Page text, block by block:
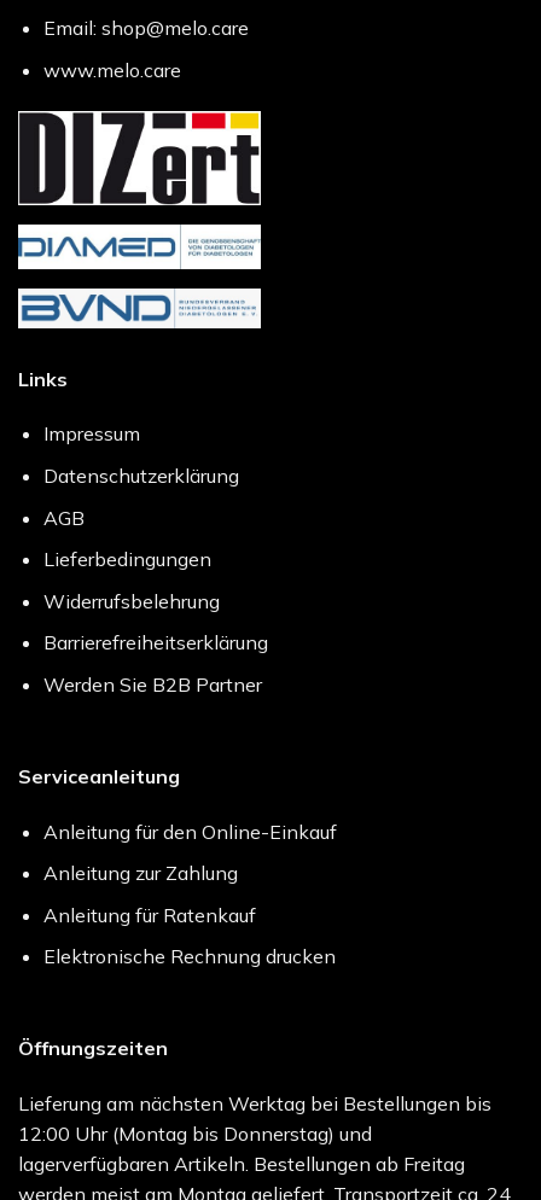
Email: shop@melo.care
www.melo.care
Links
Impressum
Datenschutzerklärung
AGB
Lieferbedingungen
Widerrufsbelehrung
Barrierefreiheitserklärung
Werden Sie B2B Partner
Serviceanleitung
Anleitung für den Online-Einkauf
Anleitung zur Zahlung
Anleitung für Ratenkauf
Elektronische Rechnung drucken
Öffnungszeiten
Lieferung am nächsten Werktag bei Bestellungen bis
12:00 Uhr (Montag bis Donnerstag) und
lagerverfügbaren Artikeln. Bestellungen ab Freitag
werden meist am Montag geliefert. Transportzeit ca. 24